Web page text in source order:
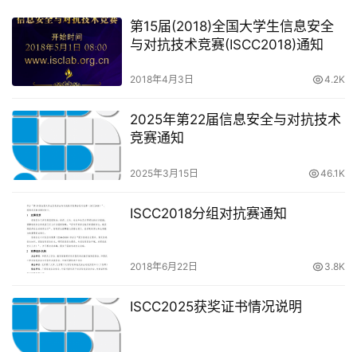
第15届(2018)全国大学生信息安全
与对抗技术竞赛(ISCC2018)通知
2018年4月3日 4.2K
2025年第22届信息安全与对抗技术
竞赛通知
2025年3月15日 46.1K
ISCC2018分组对抗赛通知
2018年6月22日 3.8K
ISCC2025获奖证书情况说明